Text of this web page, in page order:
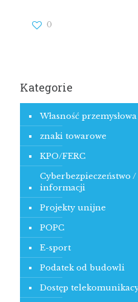
0
Kategorie
Własność przemysłowa
znaki towarowe
KPO/FERC
Cyberbezpieczeństwo
informacji
Projekty unijne
POPC
E-sport
Podatek od budowli
Dostęp